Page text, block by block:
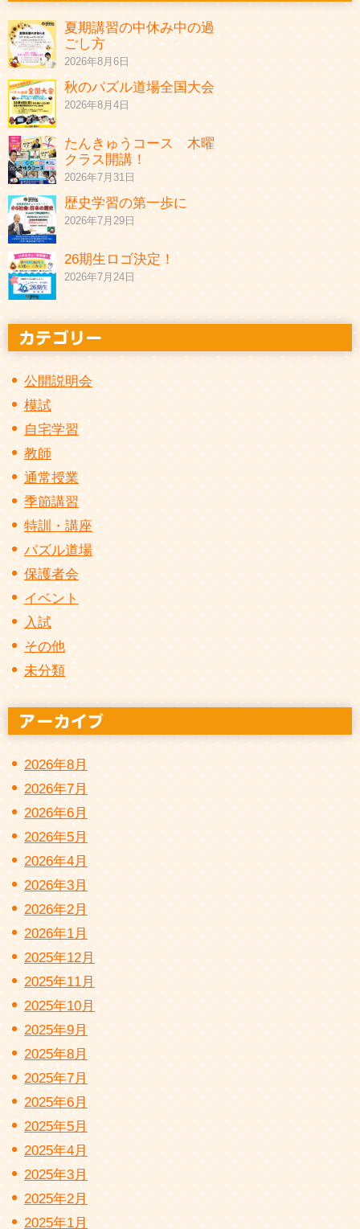
夏期講習の中休み中の過
ごし方
2026年8月6日
秋のパズル道場全国大会
2026年8月4日
たんきゅうコース 木曜
クラス開講！
2026年7月31日
歴史学習の第一歩に
2026年7月29日
26期生ロゴ決定！
2026年7月24日
公開説明会
模試
自宅学習
教師
通常授業
季節講習
特訓・講座
パズル道場
保護者会
イベント
入試
その他
未分類
2026年8月
2026年7月
2026年6月
2026年5月
2026年4月
2026年3月
2026年2月
2026年1月
2025年12月
2025年11月
2025年10月
2025年9月
2025年8月
2025年7月
2025年6月
2025年5月
2025年4月
2025年3月
2025年2月
2025年1月